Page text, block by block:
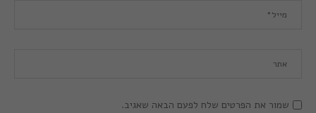
שמור את הפרטים שלח לפעם הבאה שאגיב.